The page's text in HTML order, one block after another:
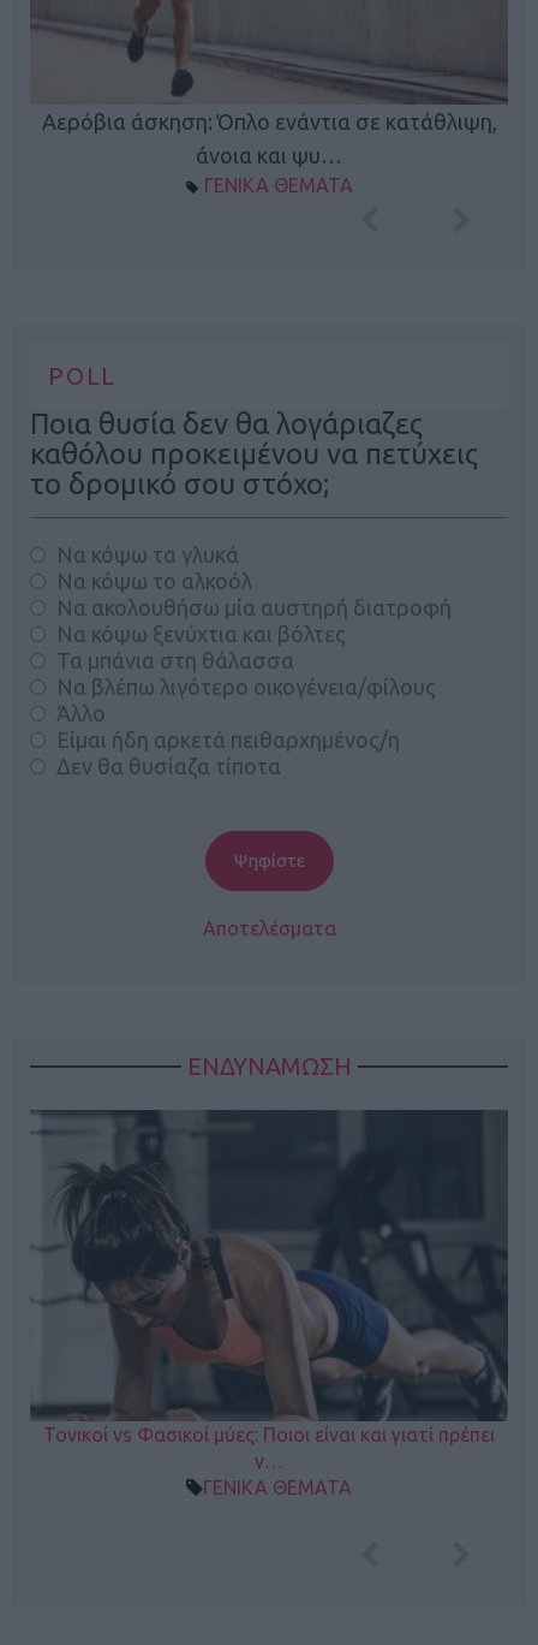
Αερόβια άσκηση: Όπλο ενάντια σε κατάθλιψη,
άνοια και ψυ…
ΓΕΝΙΚΑ ΘΕΜΑΤΑ
POLL
Ποια θυσία δεν θα λογάριαζες
καθόλου προκειμένου να πετύχεις
το δρομικό σου στόχο;
Να κόψω τα γλυκά
Να κόψω το αλκοόλ
Να ακολουθήσω μία αυστηρή διατροφή
Να κόψω ξενύχτια και βόλτες
Τα μπάνια στη θάλασσα
Να βλέπω λιγότερο οικογένεια/φίλους
Άλλο
Είμαι ήδη αρκετά πειθαρχημένος/η
Δεν θα θυσίαζα τίποτα
Αποτελέσματα
ΕΝΔΥΝΑΜΩΣΗ
Τονικοί vs Φασικοί μύες: Ποιοι είναι και γιατί πρέπει
ν…
ΓΕΝΙΚΑ ΘΕΜΑΤΑ